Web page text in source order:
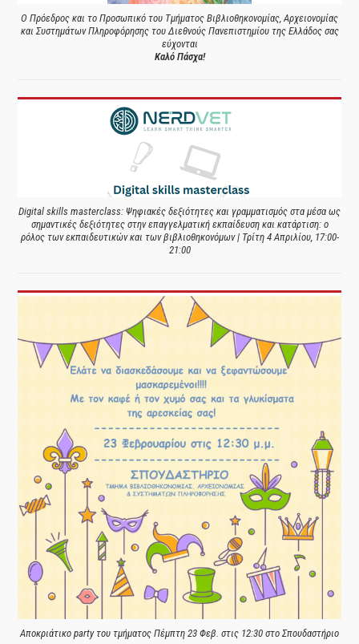
Ο Πρόεδρος και το Προσωπικό του Τμήματος Βιβλιοθηκονομίας, Αρχειονομίας
και Συστημάτων Πληροφόρησης του Διεθνούς Πανεπιστημίου της Ελλάδος σας
εύχονται
Καλό Πάσχα!
Digital skills masterclass: Ψηφιακές δεξιότητες και γραμματισμός στα μέσα ως
σημαντικές δεξιότητες στην επαγγελματική εκπαίδευση και κατάρτιση: ο
ρόλος των εκπαιδευτικών και των βιβλιοθηκονόμων | Τρίτη 4 Απριλίου, 17:00-
21:00
Αποκριάτικο party του τμήματος Πέμπτη 23 Φεβ. στις 12:30 στο Σπουδαστήριο